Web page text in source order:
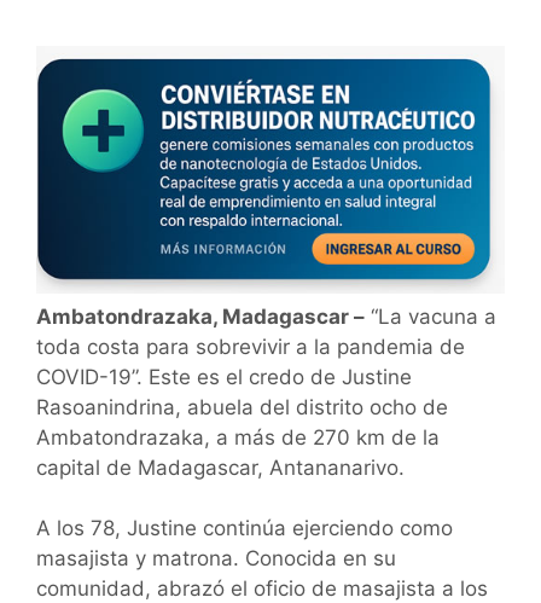
Ambatondrazaka, Madagascar – “La vacuna a
toda costa para sobrevivir a la pandemia de
COVID-19”. Este es el credo de Justine
Rasoanindrina, abuela del distrito ocho de
Ambatondrazaka, a más de 270 km de la
capital de Madagascar, Antananarivo.
A los 78, Justine continúa ejerciendo como
masajista y matrona. Conocida en su
comunidad, abrazó el oficio de masajista a los